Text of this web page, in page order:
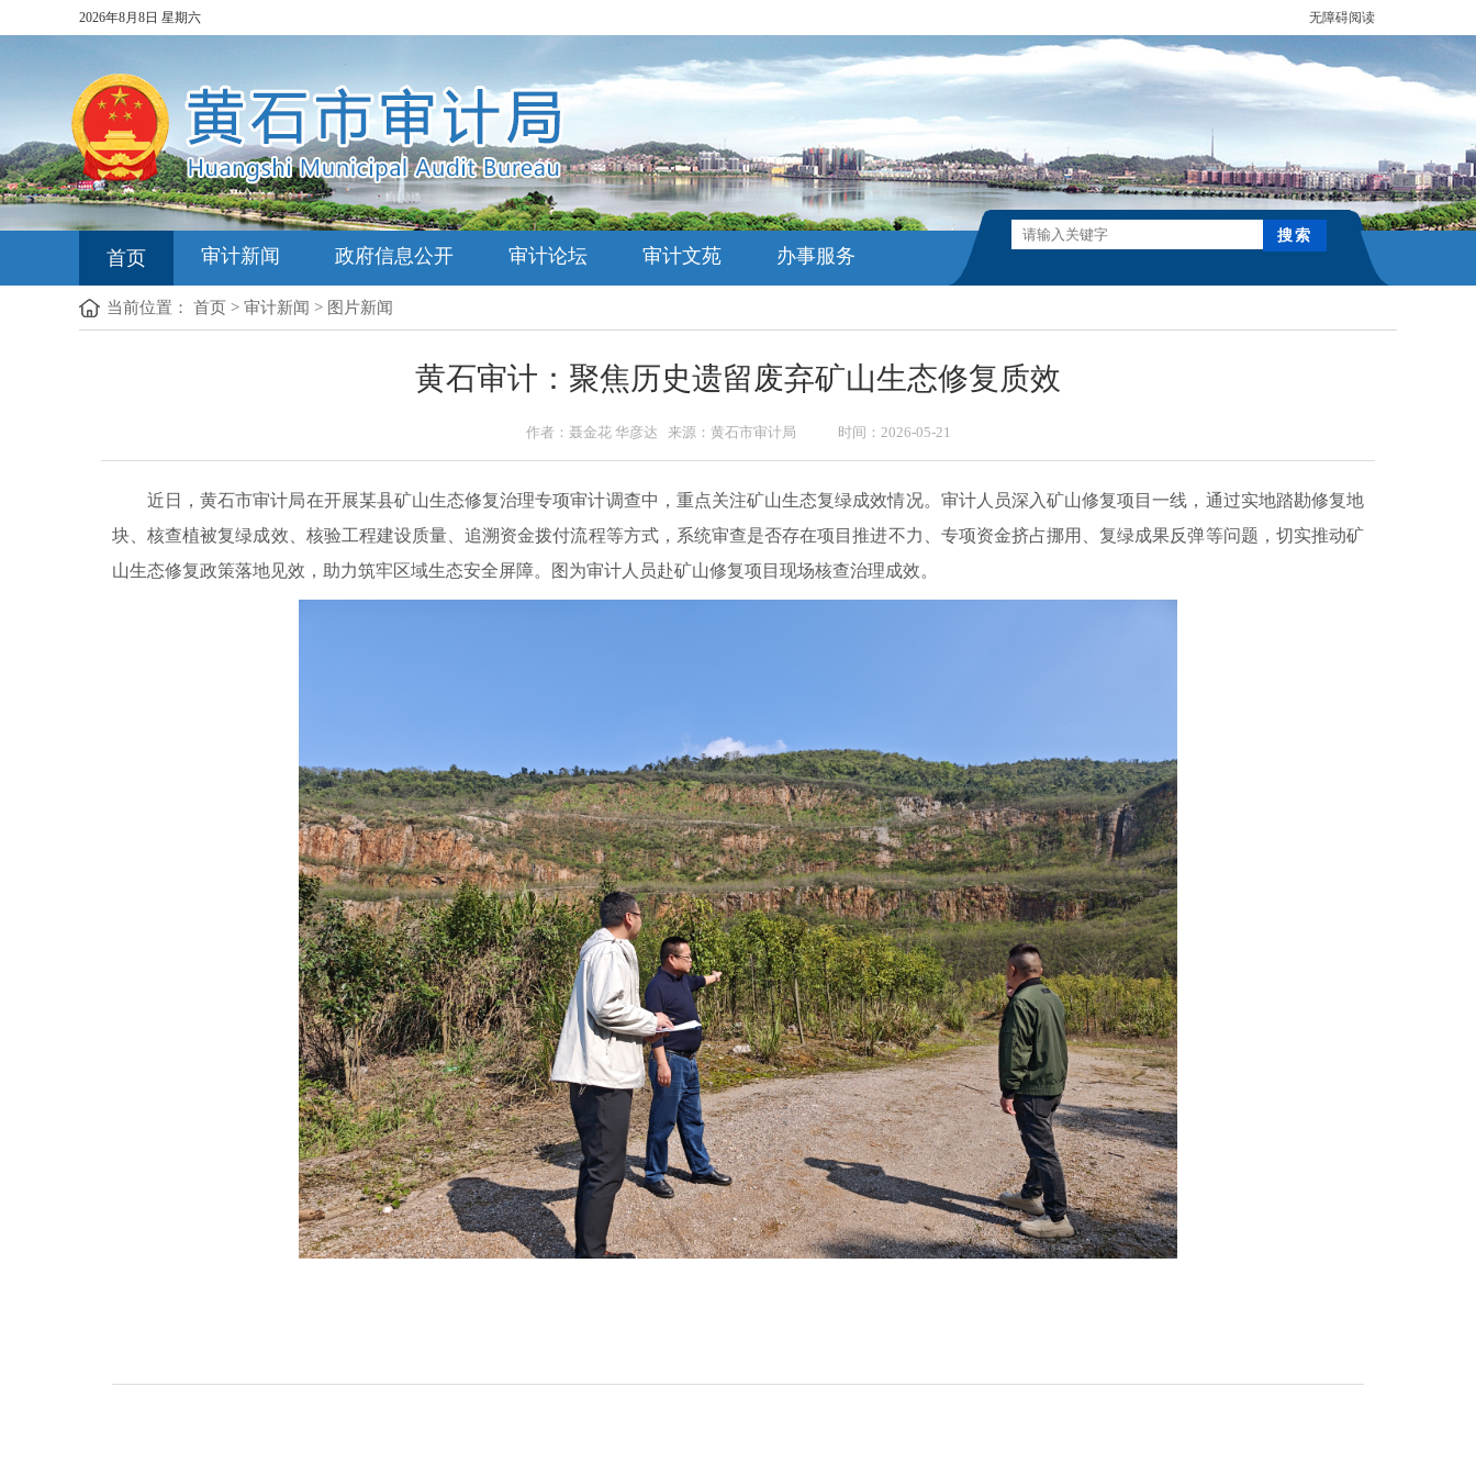
2026年8月8日 星期六 无障碍阅读
首页 审计新闻 政府信息公开 审计论坛 审计文苑 办事服务
当前位置： 首页 > 审计新闻 > 图片新闻
黄石审计：聚焦历史遗留废弃矿山生态修复质效
作者：聂金花 华彦达 来源：黄石市审计局 时间：2026-05-21
近日，黄石市审计局在开展某县矿山生态修复治理专项审计调查中，重点关注矿山生态复绿成效情况。审计人员深入矿山修复项目一线，通过实地踏勘修复地
块、核查植被复绿成效、核验工程建设质量、追溯资金拨付流程等方式，系统审查是否存在项目推进不力、专项资金挤占挪用、复绿成果反弹等问题，切实推动矿
山生态修复政策落地见效，助力筑牢区域生态安全屏障。图为审计人员赴矿山修复项目现场核查治理成效。